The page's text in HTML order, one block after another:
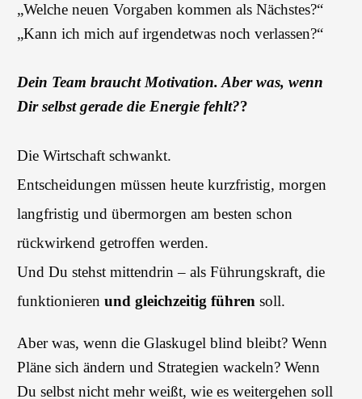
„Welche neuen Vorgaben kommen als Nächstes?“
„Kann ich mich auf irgendetwas noch verlassen?“
Dein Team braucht Motivation. Aber was, wenn
Dir selbst gerade die Energie fehlt??
Die Wirtschaft schwankt.
Entscheidungen müssen heute kurzfristig, morgen
langfristig und übermorgen am besten schon
rückwirkend getroffen werden.
Und Du stehst mittendrin – als Führungskraft, die
funktionieren und gleichzeitig führen soll.
Aber was, wenn die Glaskugel blind bleibt? Wenn
Pläne sich ändern und Strategien wackeln? Wenn
Du selbst nicht mehr weißt, wie es weitergehen soll